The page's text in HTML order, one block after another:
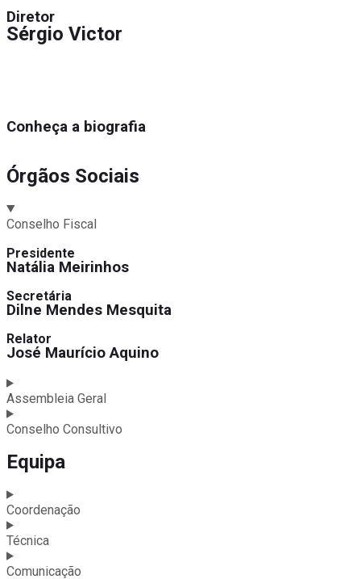
Diretor
Sérgio Victor
Conheça a biografia
Órgãos Sociais
Conselho Fiscal
Presidente
Natália Meirinhos
Secretária
Dilne Mendes Mesquita
Relator
José Maurício Aquino
Assembleia Geral
Conselho Consultivo
Equipa
Coordenação
Técnica
Comunicação